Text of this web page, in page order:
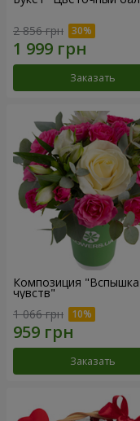
2 856 грн
Заказать
Композиция "Вспышка
чувств"
1 066 грн
Заказать